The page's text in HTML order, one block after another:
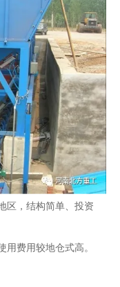
，结构简单、投资
费用较地仓式高。